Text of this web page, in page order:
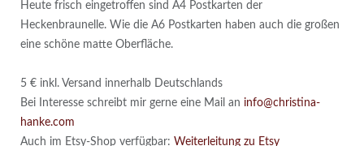
Heute frisch eingetroffen sind A4 Postkarten der
Heckenbraunelle. Wie die A6 Postkarten haben auch die großen
eine schöne matte Oberfläche.
5 € inkl. Versand innerhalb Deutschlands
Bei Interesse schreibt mir gerne eine Mail an info@christina-
hanke.com
Auch im Etsy-Shop verfügbar: Weiterleitung zu Etsy